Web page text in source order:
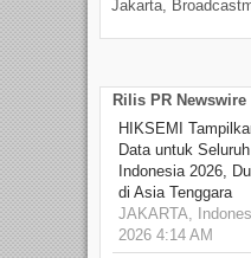
Jakarta,
Rilis PR Newswire
HIKSEMI
Data untuk
Indonesia 2026,
di Asia Tenggara
JAKARTA,
2026 4:14 AM